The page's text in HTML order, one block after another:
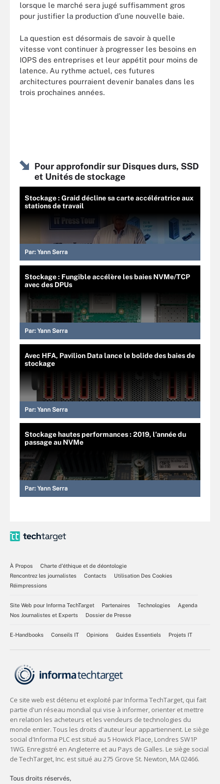
lorsque le marché sera jugé suffisamment gros
pour justifier la production d’une nouvelle baie.
La question est désormais de savoir à quelle
vitesse vont continuer à progresser les besoins en
IOPS des entreprises et leur appétit pour moins de
latence. Au rythme actuel, ces futures
architectures pourraient devenir banales dans les
trois prochaines années.
Pour approfondir sur Disques durs, SSD
et Unités de stockage
Stockage : Graid décline sa carte accélératrice aux
stations de travail
Par: Yann Serra
Stockage : Fungible accélère les baies NVMe/TCP
avec des DPUs
Par: Yann Serra
Avec HFA, Pavilion Data lance le bolide des baies de
stockage
Par: Yann Serra
Stockage hautes performances : 2019, l’année du
passage au NVMe
Par: Yann Serra
À Propos
Charte d’éthique et de déontologie
Rencontrez les journalistes
Contacts
Utilisation Des Cookies
Réimpressions
Site Web pour Informa TechTarget Partenaires Technologies
Agenda
Nos Journalistes et Experts
Dossier de Presse
E-Handbooks Conseils IT Opinions Guides Essentiels Projets IT
Tous droits réservés,